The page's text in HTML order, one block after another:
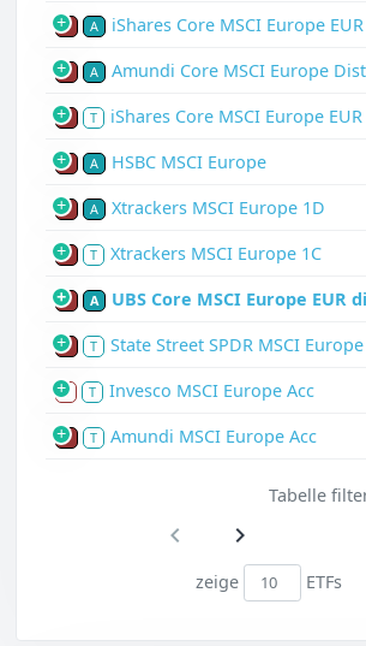
P A iShares Core MSCI Europe
P A Amundi Core MSCI Europe Dist
P T iShares Core MSCI Europe EUR
P A HSBC MSCI Europe
P A Xtrackers MSCI Europe 1D
P T Xtrackers MSCI Europe 1C
P A UBS Core MSCI Europe EUR
P T State Street SPDR MSCI Europe
S T Invesco MSCI Europe Acc
P T Amundi MSCI Europe Acc
Tabelle
zeige ETFs